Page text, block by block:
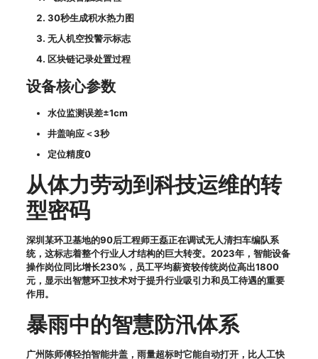
30秒生成积水热力图
无人机空投警示标志
区块链记录处置过程
设备核心参数
水位监测误差±1cm
井盖响应＜3秒
定位精度0
从体力劳动到科技运维的转
型密码
深圳某环卫基地的90后工程师王磊正在调试无人清扫车编队系
统，这标志着整个行业人才结构的巨大转变。2023年，智能设备
操作岗位同比增长230%，员工平均薪资较传统岗位高出1800
元，显示出智慧环卫技术对于提升行业吸引力和员工待遇的重要
作用。
暴雨中的智慧防汛体系
广州陈师傅轻拍智能井盖，雨量超标时它能自动打开，比人工快